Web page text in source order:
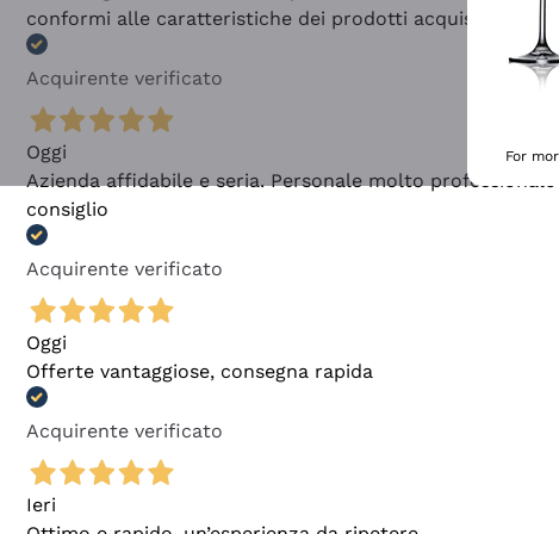
conformi alle caratteristiche dei prodotti acquistati
Acquirente verificato
Oggi
Azienda affidabile e seria. Personale molto
consiglio
Acquirente verificato
Oggi
Offerte vantaggiose, consegna rapida
Acquirente verificato
Ieri
For